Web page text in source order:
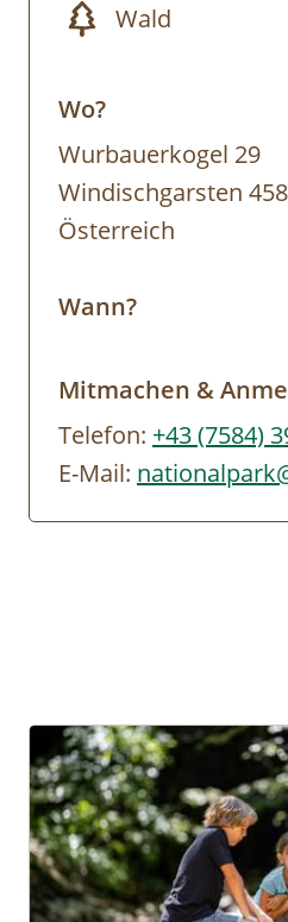
Wald
Wo?
Wurbauerkogel 29
Windischgarsten
Österreich
Wann?
Mitmachen &
Telefon: +43 (7584)
E-Mail: